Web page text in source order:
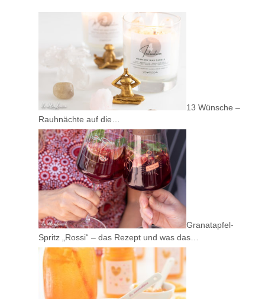
13 Wünsche –
Rauhnächte auf die…
Granatapfel-
Spritz „Rossi“ – das Rezept und was das…